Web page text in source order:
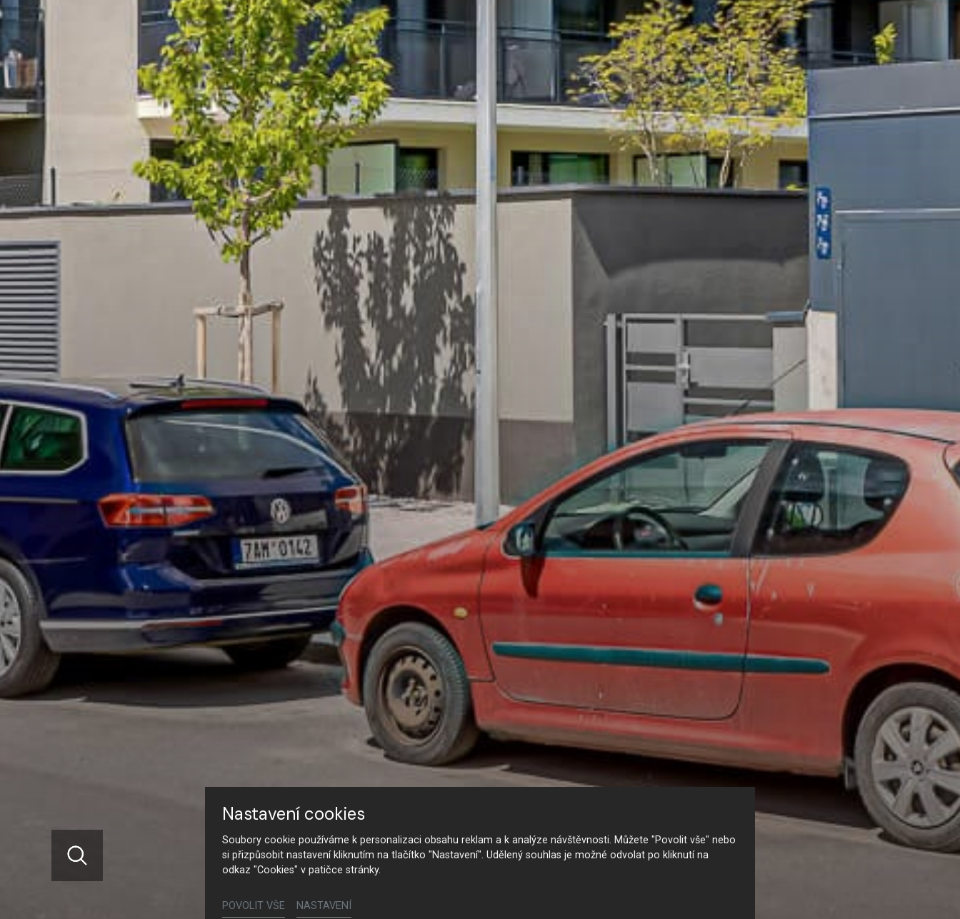
Nastavení cookies
Soubory cookie používáme k personalizaci obsahu reklam a k analýze návštěvnosti. Můžete "Povolit vše" nebo
si přizpůsobit nastavení kliknutím na tlačítko "Nastavení". Udělený souhlas je možné odvolat po kliknutí na
odkaz "Cookies" v patičce stránky.
POVOLIT VŠE NASTAVENÍ